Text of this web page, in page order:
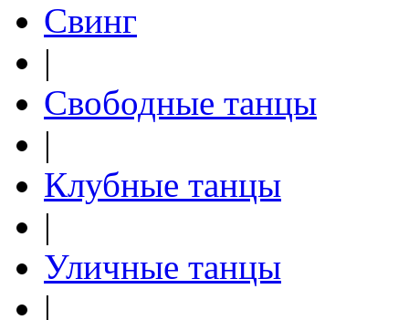
Свинг
|
Свободные танцы
|
Клубные танцы
|
Уличные танцы
|